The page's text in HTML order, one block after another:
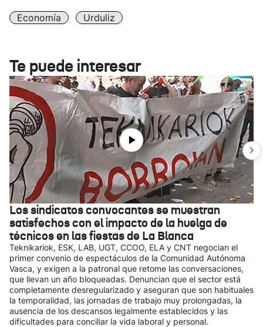
Economía Urduliz
Te puede interesar
Los sindicatos convocantes se muestran
satisfechos con el impacto de la huelga de
técnicos en las fiestas de La Blanca
Teknikariok, ESK, LAB, UGT, CCOO, ELA y CNT negocian el
primer convenio de espectáculos de la Comunidad Autónoma
Vasca, y exigen a la patronal que retome las conversaciones,
que llevan un año bloqueadas. Denuncian que el sector está
completamente desregularizado y aseguran que son habituales
la temporalidad, las jornadas de trabajo muy prolongadas, la
ausencia de los descansos legalmente establecidos y las
dificultades para conciliar la vida laboral y personal.